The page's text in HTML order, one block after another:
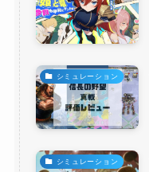
シミュレーション
シミュレーション